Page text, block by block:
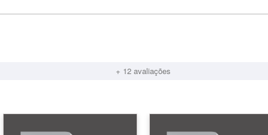
+ 12 avaliações